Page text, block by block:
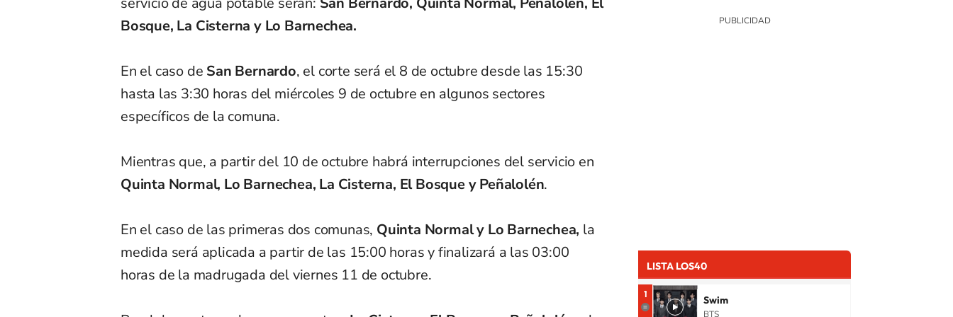
Bosque, La Cisterna y Lo Barnechea.
En el caso de San Bernardo, el corte será el 8 de octubre desde las 15:30
hasta las 3:30 horas del miércoles 9 de octubre en algunos sectores
específicos de la comuna.
Mientras que, a partir del 10 de octubre habrá interrupciones del servicio en
Quinta Normal, Lo Barnechea, La Cisterna, El Bosque y Peñalolén.
En el caso de las primeras dos comunas, Quinta Normal y Lo Barnechea, la
medida será aplicada a partir de las 15:00 horas y finalizará a las 03:00
horas de la madrugada del viernes 11 de octubre.
LISTA LOS40
1 Swim
BTS